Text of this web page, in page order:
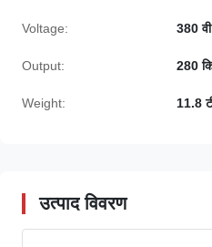
Voltage: 380
Output: 280
Weight: 11.8
उत्पाद विवरण